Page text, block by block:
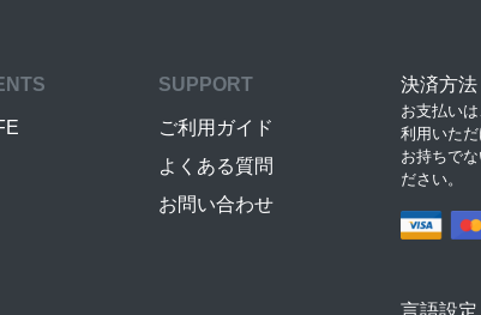
SUPPORT
ご利用ガイド
よくある質問
お問い合わせ
決済方法
お支払い
利用いた
お持ちで
ださい。
言語設定